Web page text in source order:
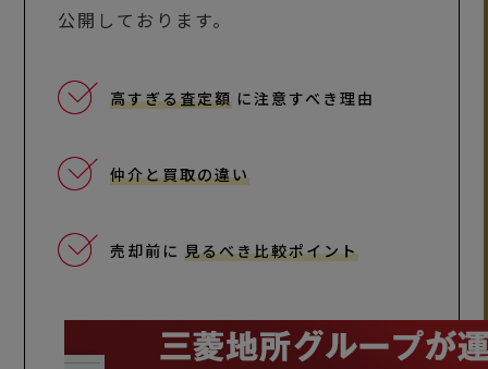
公開しております。
高すぎる査定額 に注意すべき理由
仲介と買取の違い
売却前に 見るべき比較ポイント